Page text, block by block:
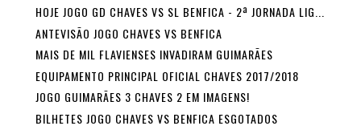
HOJE JOGO GD CHAVES VS SL BENFICA - 2ª JORNADA LIG...
ANTEVISÃO JOGO CHAVES VS BENFICA
MAIS DE MIL FLAVIENSES INVADIRAM GUIMARÃES
EQUIPAMENTO PRINCIPAL OFICIAL CHAVES 2017/2018
JOGO GUIMARÃES 3 CHAVES 2 EM IMAGENS!
BILHETES JOGO CHAVES VS BENFICA ESGOTADOS